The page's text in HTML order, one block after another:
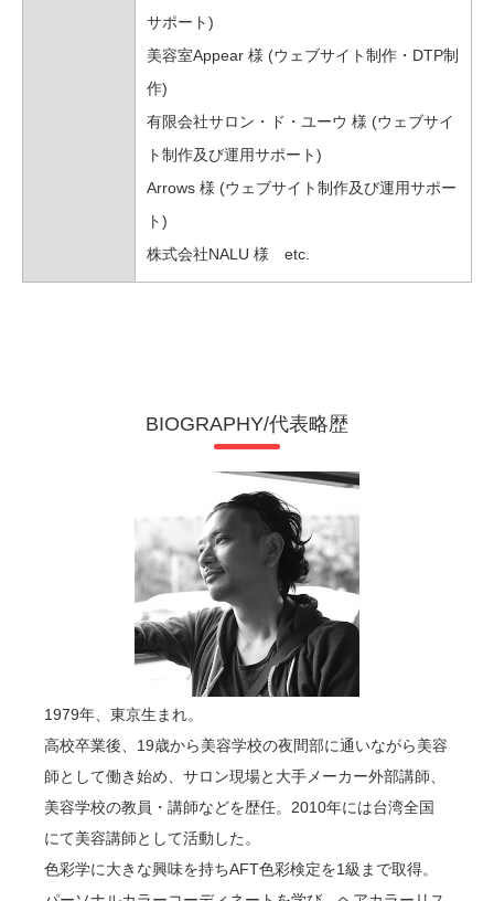
サポート)
美容室Appear 様 (ウェブサイト制作・DTP制
作)
有限会社サロン・ド・ユーウ 様 (ウェブサイ
ト制作及び運用サポート)
Arrows 様 (ウェブサイト制作及び運用サポー
ト)
株式会社NALU 様 etc.
BIOGRAPHY/代表略歴
1979年、東京生まれ。
高校卒業後、19歳から美容学校の夜間部に通いながら美容
師として働き始め、サロン現場と大手メーカー外部講師、
美容学校の教員・講師などを歴任。2010年には台湾全国
にて美容講師として活動した。
色彩学に大きな興味を持ちAFT色彩検定を1級まで取得。